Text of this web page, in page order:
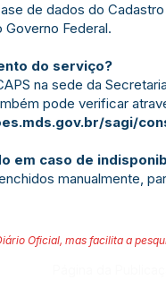
de dados do
Federal.
do serviço?
na sede da
pode verificar
sagi/
em caso de
manualmente,
Oficial, mas facilita a